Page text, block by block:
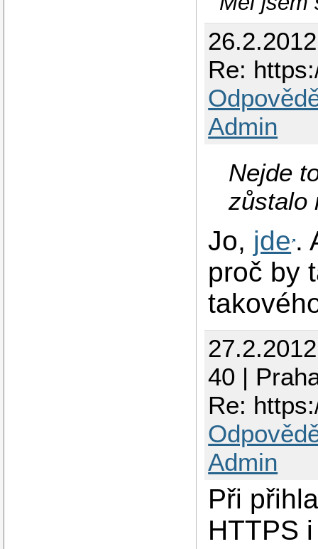
Re:
Admin
Nejde
zůstalo
Jo, jde .
proč by
40 |
Re:
Admin
Při
HTTPS